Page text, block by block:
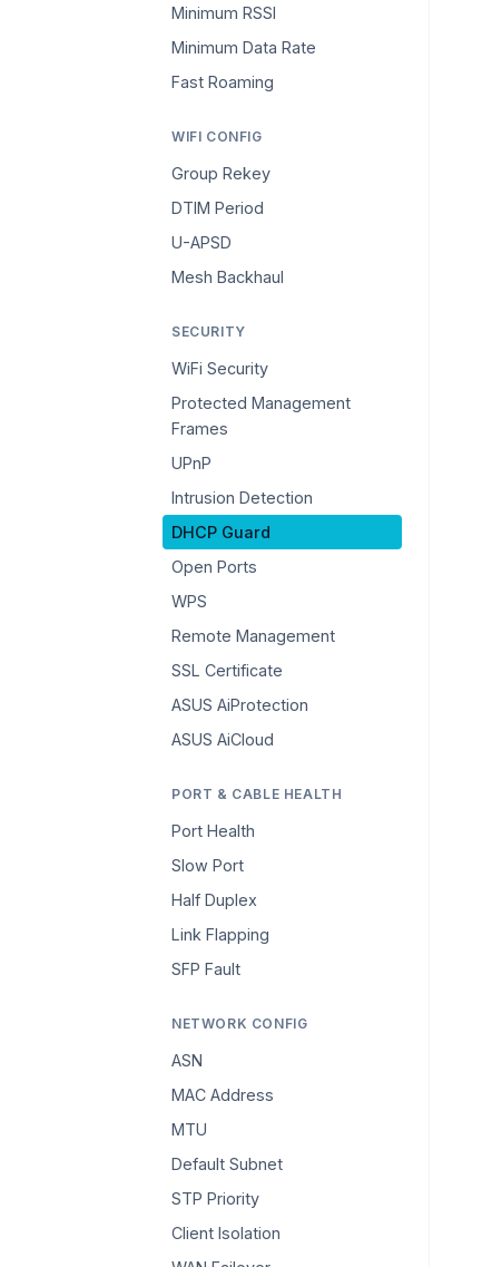
Minimum RSSI
Minimum Data Rate
Fast Roaming
WIFI CONFIG
Group Rekey
DTIM Period
U-APSD
Mesh Backhaul
SECURITY
WiFi Security
Protected Management
Frames
UPnP
Intrusion Detection
DHCP Guard
Open Ports
WPS
Remote Management
SSL Certificate
ASUS AiProtection
ASUS AiCloud
PORT & CABLE HEALTH
Port Health
Slow Port
Half Duplex
Link Flapping
SFP Fault
NETWORK CONFIG
ASN
MAC Address
MTU
Default Subnet
STP Priority
Client Isolation